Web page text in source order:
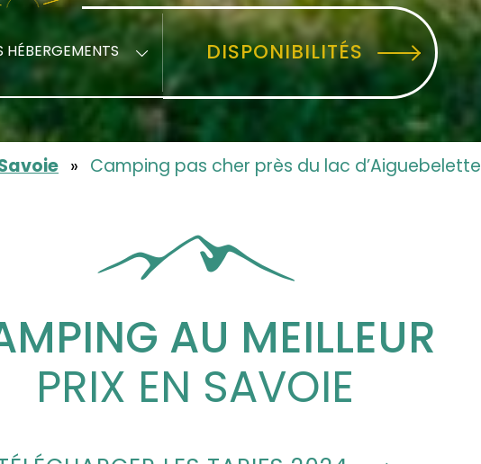
DISPONIBILITÉS
» Camping pas cher près du lac d’Aiguebelette
AU MEILLEUR
PRIX EN SAVOIE